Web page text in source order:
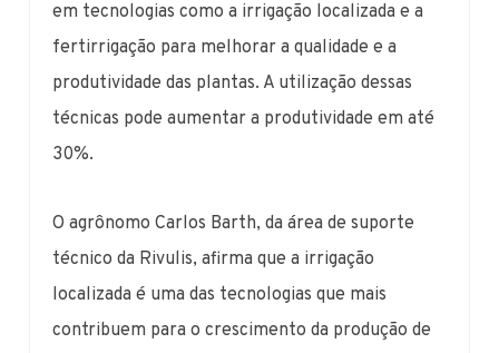
em tecnologias como a irrigação localizada e a
fertirrigação para melhorar a qualidade e a
produtividade das plantas. A utilização dessas
técnicas pode aumentar a produtividade em até
30%.
O agrônomo Carlos Barth, da área de suporte
técnico da Rivulis, afirma que a irrigação
localizada é uma das tecnologias que mais
contribuem para o crescimento da produção de